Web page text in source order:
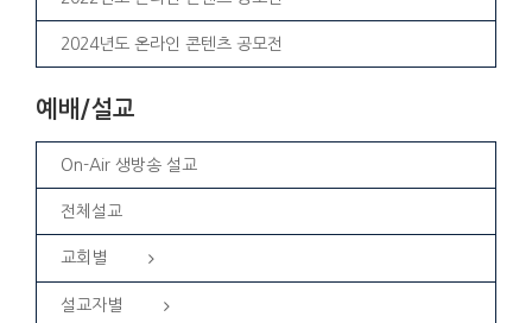
2024년도 온라인 콘텐츠 공모전
예배/설교
On-Air 생방송 설교
전체설교
교회별
설교자별